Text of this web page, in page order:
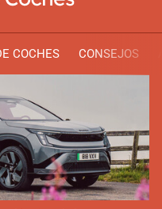
COCHES CONSEJOS